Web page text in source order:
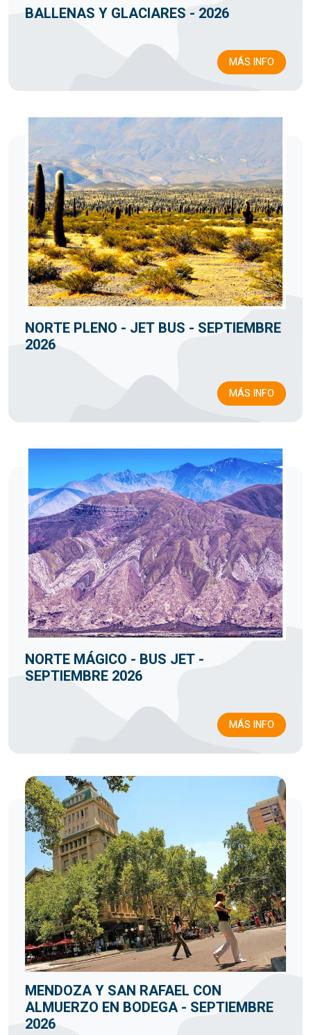
BALLENAS Y GLACIARES - 2026
MÁS INFO
NORTE PLENO - JET BUS - SEPTIEMBRE
2026
MÁS INFO
NORTE MÁGICO - BUS JET -
SEPTIEMBRE 2026
MÁS INFO
MENDOZA Y SAN RAFAEL CON
ALMUERZO EN BODEGA - SEPTIEMBRE
2026